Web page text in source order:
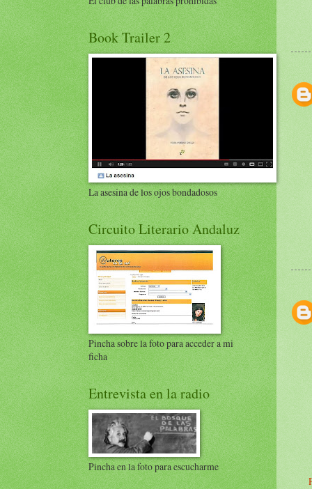
Book Trailer 2
La asesina de los ojos bondadosos
Circuito Literario Andaluz
Pincha sobre la foto para acceder a mi
ficha
Entrevista en la radio
Pincha en la foto para escucharme